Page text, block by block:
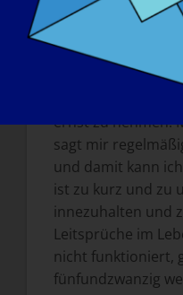
hilfreich noch
auch die Gabe
Dinge im Leben zu
wichtigsten ist,
Fähigkeit
ernst zu nehmen.
sagt mir
und damit kann
ist zu kurz und zu
innezuhalten und
Leitsprüche im
nicht funktioniert,
fünfundzwanzig